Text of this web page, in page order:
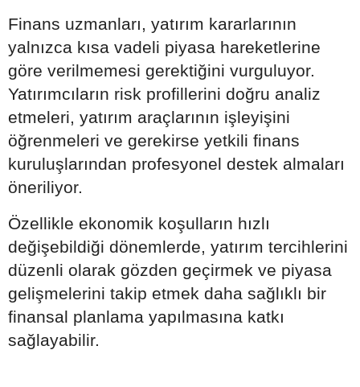
Finans uzmanları, yatırım kararlarının
yalnızca kısa vadeli piyasa hareketlerine
göre verilmemesi gerektiğini vurguluyor.
Yatırımcıların risk profillerini doğru analiz
etmeleri, yatırım araçlarının işleyişini
öğrenmeleri ve gerekirse yetkili finans
kuruluşlarından profesyonel destek almaları
öneriliyor.
Özellikle ekonomik koşulların hızlı
değişebildiği dönemlerde, yatırım tercihlerini
düzenli olarak gözden geçirmek ve piyasa
gelişmelerini takip etmek daha sağlıklı bir
finansal planlama yapılmasına katkı
sağlayabilir.